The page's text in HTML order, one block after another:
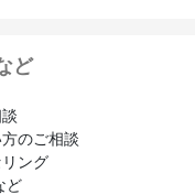
ど
のご相談
ング
ど